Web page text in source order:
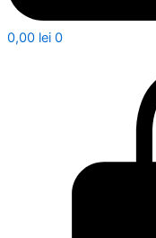
0,00 lei 0